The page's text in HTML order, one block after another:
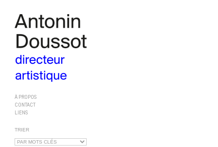
À PROPOS
CONTACT
LIENS
TRIER